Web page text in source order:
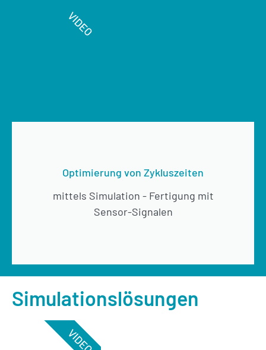
Optimierung von Zykluszeiten
mittels Simulation - Fertigung mit
Sensor-Signalen
VIDEO
Simulationslösungen
VIDEO